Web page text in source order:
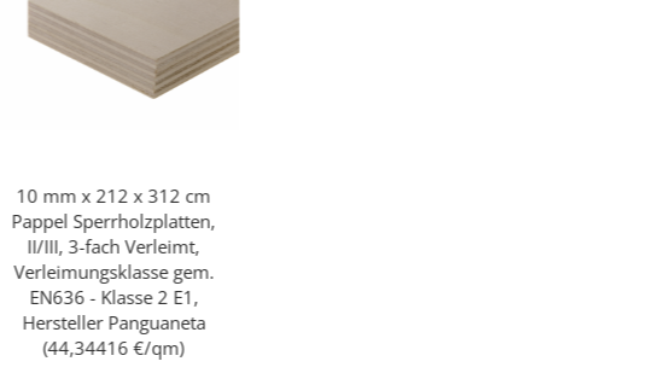
10 mm x 212 x 312 cm
Pappel Sperrholzplatten,
II/III, 3-fach Verleimt,
Verleimungsklasse gem.
EN636 - Klasse 2 E1,
Hersteller Panguaneta
(44,34416 €/qm)